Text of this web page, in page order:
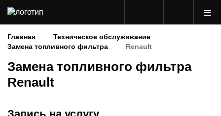
Главная
Техническое обслуживание
Замена топливного фильтра
Renault
Замена топливного фильтра
Renault